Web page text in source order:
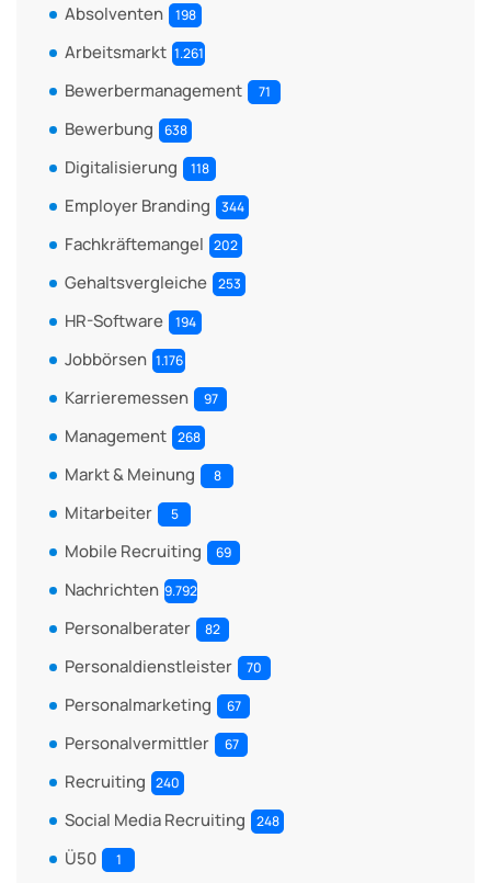
Absolventen 198
Arbeitsmarkt 1.261
Bewerbermanagement 71
Bewerbung 638
Digitalisierung 118
Employer Branding 344
Fachkräftemangel 202
Gehaltsvergleiche 253
HR-Software 194
Jobbörsen 1.176
Karrieremessen 97
Management 268
Markt & Meinung 8
Mitarbeiter 5
Mobile Recruiting 69
Nachrichten 9.792
Personalberater 82
Personaldienstleister 70
Personalmarketing 67
Personalvermittler 67
Recruiting 240
Social Media Recruiting 248
Ü50 1